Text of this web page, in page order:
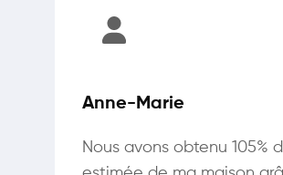
Anne-Marie
Nous avons obtenu 105%